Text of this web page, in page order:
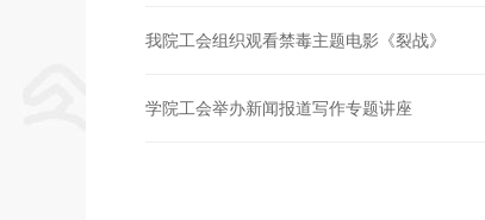
我院工会组织观看禁毒主题电影《裂战》
学院工会举办新闻报道写作专题讲座